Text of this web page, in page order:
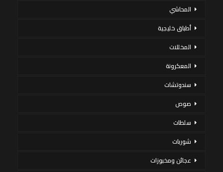
المحاشي
أطباق خليجية
المخللات
المعكرونة
سندوتشات
صوص
سلطات
شوربات
عجائن ومخبوزات